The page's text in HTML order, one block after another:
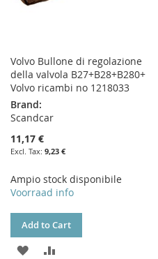
Volvo Bullone di regolazione
della valvola B27+B28+B280+
Volvo ricambi no 1218033
Brand:
Scandcar
11,17 €
9,23 €
Ampio stock disponibile
Voorraad info
Add to Cart
ADD